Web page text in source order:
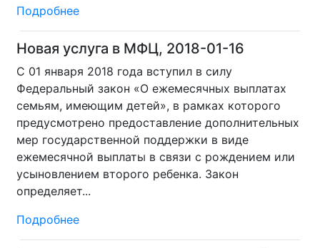
Подробнее
Новая услуга в МФЦ, 2018-01-16
С 01 января 2018 года вступил в силу
Федеральный закон «О ежемесячных выплатах
семьям, имеющим детей», в рамках которого
предусмотрено предоставление дополнительных
мер государственной поддержки в виде
ежемесячной выплаты в связи с рождением или
усыновлением второго ребенка. Закон
определяет...
Подробнее